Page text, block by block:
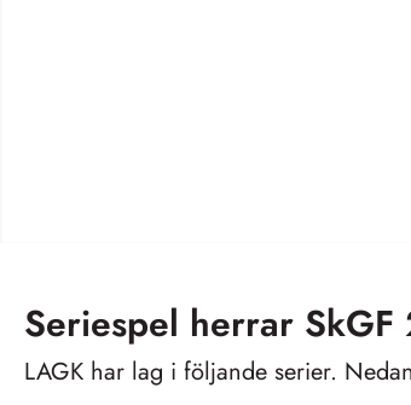
Seriespel herrar
LAGK har lag i följande serier.